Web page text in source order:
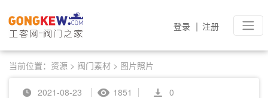
登录 | 注册
当前位置： 资源 > 阀门素材 > 图片照片
2021-08-23 1851 0